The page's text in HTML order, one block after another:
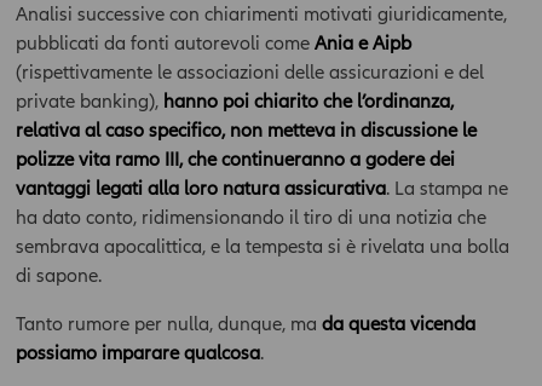
Analisi successive con chiarimenti motivati giuridicamente,
pubblicati da fonti autorevoli come Ania e Aipb
(rispettivamente le associazioni delle assicurazioni e del
private banking), hanno poi chiarito che l’ordinanza,
relativa al caso specifico, non metteva in discussione le
polizze vita ramo III, che continueranno a godere dei
vantaggi legati alla loro natura assicurativa. La stampa ne
ha dato conto, ridimensionando il tiro di una notizia che
sembrava apocalittica, e la tempesta si è rivelata una bolla
di sapone.
Tanto rumore per nulla, dunque, ma da questa vicenda
possiamo imparare qualcosa.